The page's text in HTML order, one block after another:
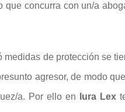
concurra con un/a
de protección se
agresor, de modo
a. Por ello en
Iura Lex